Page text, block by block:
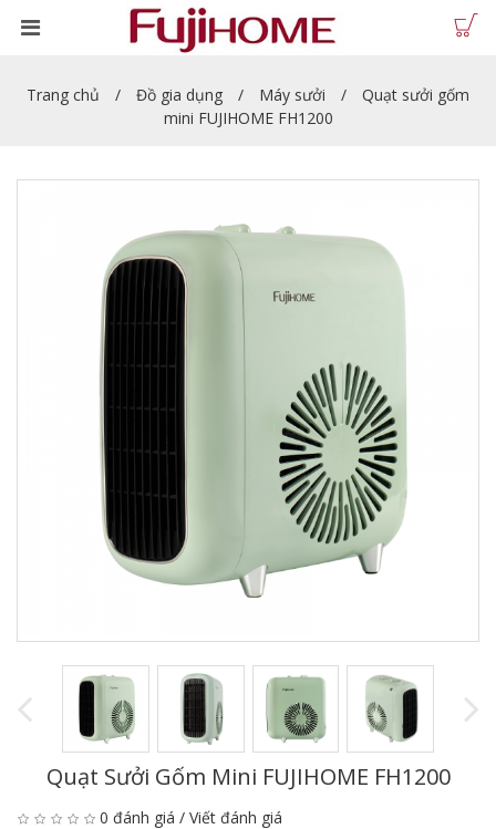
Trang chủ Đồ gia dụng Máy sưởi
Quạt sưởi gốm
mini FUJIHOME FH1200
Quạt Sưởi Gốm Mini FUJIHOME FH1200
0 đánh giá / Viết đánh giá